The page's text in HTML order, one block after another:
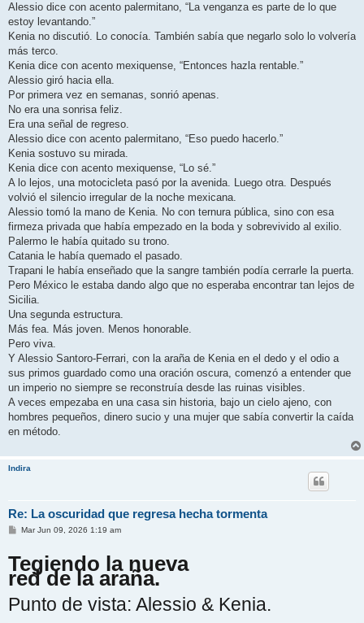
Alessio dice con acento palermitano, “La venganza es parte de lo que
estoy levantando.”
Kenia no discutió. Lo conocía. También sabía que negarlo solo lo volvería
más terco.
Kenia dice con acento mexiquense, “Entonces hazla rentable.”
Alessio giró hacia ella.
Por primera vez en semanas, sonrió apenas.
No era una sonrisa feliz.
Era una señal de regreso.
Alessio dice con acento palermitano, “Eso puedo hacerlo.”
Kenia sostuvo su mirada.
Kenia dice con acento mexiquense, “Lo sé.”
A lo lejos, una motocicleta pasó por la avenida. Luego otra. Después
volvió el silencio irregular de la noche mexicana.
Alessio tomó la mano de Kenia. No con ternura pública, sino con esa
firmeza privada que había empezado en la boda y sobrevivido al exilio.
Palermo le había quitado su trono.
Catania le había quemado el pasado.
Trapani le había enseñado que la sangre también podía cerrarle la puerta.
Pero México le estaba dando algo que no esperaba encontrar tan lejos de
Sicilia.
Una segunda estructura.
Más fea. Más joven. Menos honorable.
Pero viva.
Y Alessio Santoro-Ferrari, con la araña de Kenia en el dedo y el odio a
sus primos guardado como una oración oscura, comenzó a entender que
un imperio no siempre se reconstruía desde las ruinas visibles.
A veces empezaba en una casa sin historia, bajo un cielo ajeno, con
hombres pequeños, dinero sucio y una mujer que sabía convertir la caída
en método.
Indira
Re: La oscuridad que regresa hecha tormenta
M
s
a
j
e
Mar Jun 09, 2026 1:19 am
Tegiendo la nueva
red de la araña.
Punto de vista: Alessio & Kenia.